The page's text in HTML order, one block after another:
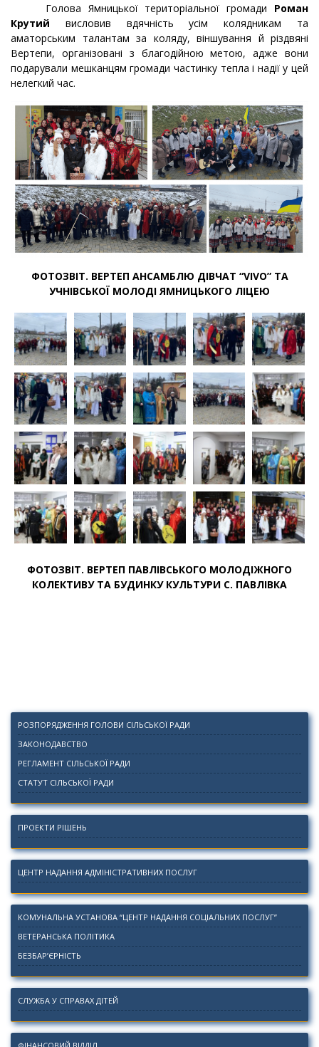
Голова Ямницької територіальної громади Роман
Крутий висловив вдячність усім колядникам та
аматорським талантам за коляду, віншування й різдвяні
Вертепи, організовані з благодійною метою, адже вони
подарували мешканцям громади частинку тепла і надії у цей
нелегкий час.
ФОТОЗВІТ. ВЕРТЕП АНСАМБЛЮ ДІВЧАТ “VIVO” ТА
УЧНІВСЬКОЇ МОЛОДІ ЯМНИЦЬКОГО ЛІЦЕЮ
ФОТОЗВІТ. ВЕРТЕП ПАВЛІВСЬКОГО МОЛОДІЖНОГО
КОЛЕКТИВУ ТА БУДИНКУ КУЛЬТУРИ С. ПАВЛІВКА
РОЗПОРЯДЖЕННЯ ГОЛОВИ СІЛЬСЬКОЇ РАДИ
ЗАКОНОДАВСТВО
РЕГЛАМЕНТ СІЛЬСЬКОЇ РАДИ
СТАТУТ СІЛЬСЬКОЇ РАДИ
ПРОЕКТИ РІШЕНЬ
ЦЕНТР НАДАННЯ АДМІНІСТРАТИВНИХ ПОСЛУГ
КОМУНАЛЬНА УСТАНОВА “ЦЕНТР НАДАННЯ СОЦІАЛЬНИХ ПОСЛУГ”
ВЕТЕРАНСЬКА ПОЛІТИКА
БЕЗБАР’ЄРНІСТЬ
СЛУЖБА У СПРАВАХ ДІТЕЙ